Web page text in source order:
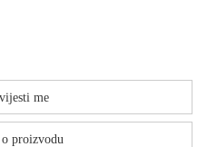
me
proizvodu